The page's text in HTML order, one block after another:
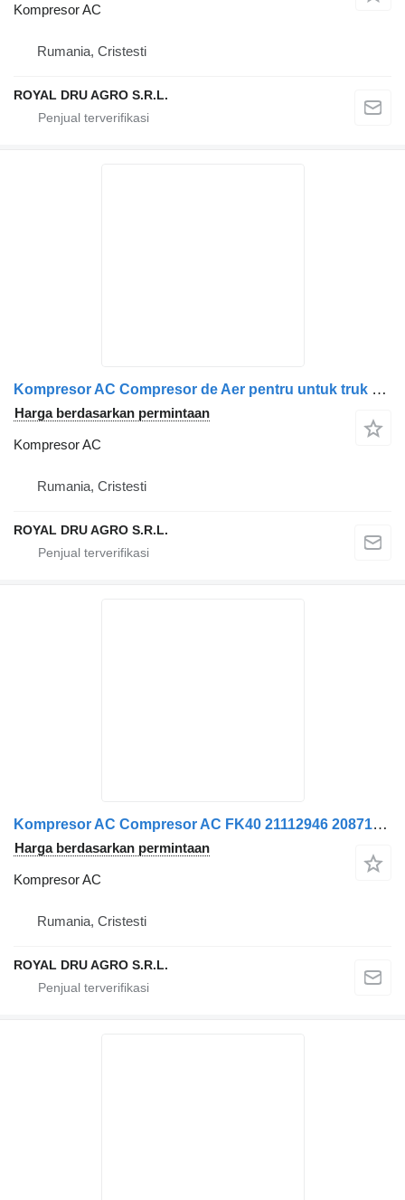
Kompresor AC
Rumania, Cristesti
ROYAL DRU AGRO S.R.L.
Kompresor AC Compresor de Aer pentru untuk truk Volvo – Coduri: 21900199, 22767526, 21993838, 22600982, 22796603, 22232441, 22773381, 23055602, 23168315, 23308466, 23592234, 23599052
Harga berdasarkan permintaan
Kompresor AC
Rumania, Cristesti
ROYAL DRU AGRO S.R.L.
Kompresor AC Compresor AC FK40 21112946 20871244 70344872 21213083 1756879 19 untuk truk Volvo FK 40
Harga berdasarkan permintaan
Kompresor AC
Rumania, Cristesti
ROYAL DRU AGRO S.R.L.